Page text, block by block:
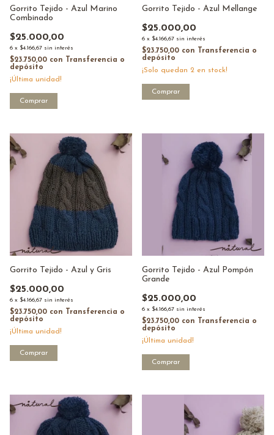
Gorrito Tejido - Azul Marino
Combinado
$25.000,00
6 x $4.166,67 sin interés
$23.750,00 con
Transferencia o
depósito
¡Última unidad!
Gorrito Tejido - Azul Mellange
$25.000,00
6 x $4.166,67 sin interés
$23.750,00 con
Transferencia o
depósito
¡Solo quedan 2 en stock!
Gorrito Tejido - Azul y Gris
$25.000,00
6 x $4.166,67 sin interés
$23.750,00 con
Transferencia o
depósito
¡Última unidad!
Gorrito Tejido - Azul Pompón
Grande
$25.000,00
6 x $4.166,67 sin interés
$23.750,00 con
Transferencia o
depósito
¡Última unidad!